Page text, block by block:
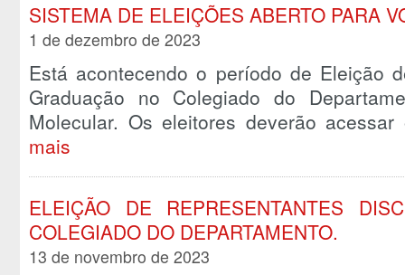
SISTEMA DE ELEIÇÕES ABERTO PARA
1 de dezembro de 2023
Está acontecendo o período de Eleição
Graduação no Colegiado do
Molecular. Os eleitores deverão
mais
ELEIÇÃO DE REPRESENTANTES
COLEGIADO DO DEPARTAMENTO.
13 de novembro de 2023